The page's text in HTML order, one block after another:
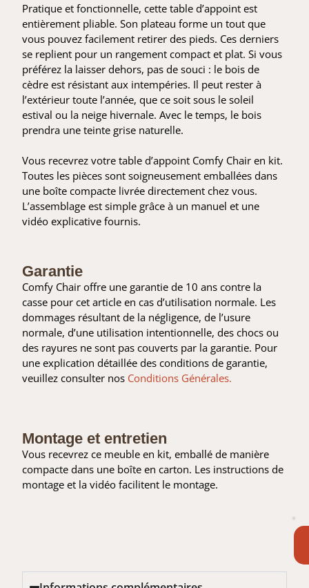
Pratique et fonctionnelle, cette table d’appoint est
entièrement pliable. Son plateau forme un tout que
vous pouvez facilement retirer des pieds. Ces derniers
se replient pour un rangement compact et plat. Si vous
préférez la laisser dehors, pas de souci : le bois de
cèdre est résistant aux intempéries. Il peut rester à
l’extérieur toute l’année, que ce soit sous le soleil
estival ou la neige hivernale. Avec le temps, le bois
prendra une teinte grise naturelle.
Vous recevrez votre table d’appoint Comfy Chair en kit.
Toutes les pièces sont soigneusement emballées dans
une boîte compacte livrée directement chez vous.
L’assemblage est simple grâce à un manuel et une
vidéo explicative fournis.
Garantie
Comfy Chair offre une garantie de 10 ans contre la
casse pour cet article en cas d’utilisation normale. Les
dommages résultant de la négligence, de l’usure
normale, d’une utilisation intentionnelle, des chocs ou
des rayures ne sont pas couverts par la garantie. Pour
une explication détaillée des conditions de garantie,
veuillez consulter nos Conditions Générales.
Montage et entretien
Vous recevrez ce meuble en kit, emballé de manière
compacte dans une boîte en carton. Les instructions de
montage et la vidéo facilitent le montage.